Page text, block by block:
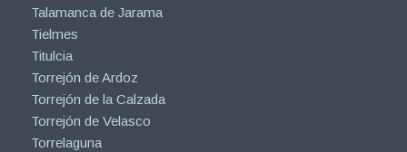
Talamanca de Jarama
Tielmes
Titulcia
Torrejón de Ardoz
Torrejón de la Calzada
Torrejón de Velasco
Torrelaguna